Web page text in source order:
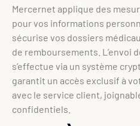
Mercernet applique des
pour vos informations
sécurise vos dossiers
de remboursements. L’envoi
s’effectue via un système
garantit un accès exclusif à
avec le service client,
confidentiels.